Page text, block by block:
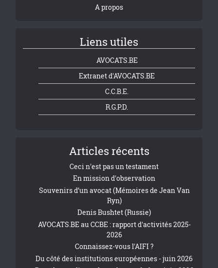
A propos
Liens utiles
AVOCATS.BE
Extranet d'AVOCATS.BE
C.C.B.E.
R.G.P.D.
Articles récents
Ceci n'est pas un testament
En mission d'observation
Souvenirs d’un avocat (Mémoires de Jean Van
Ryn)
Denis Bushtet (Russie)
AVOCATS.BE au CCBE : rapport d'activités 2025-
2026
Connaissez-vous l'AIFI ?
Du côté des institutions européennes - juin 2026